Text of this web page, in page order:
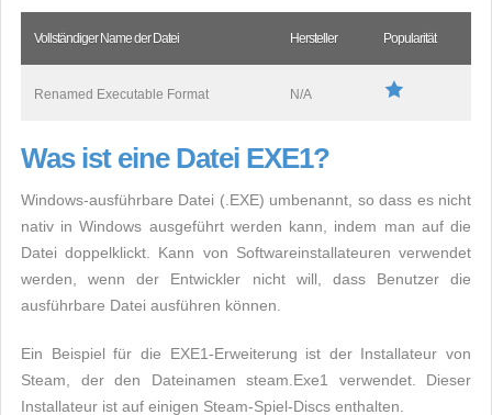
Vollständiger Name der Datei Hersteller Popularität
Renamed Executable Format N/A
Was ist eine Datei EXE1?
Windows-ausführbare Datei (.EXE) umbenannt, so dass es nicht
nativ in Windows ausgeführt werden kann, indem man auf die
Datei doppelklickt. Kann von Softwareinstallateuren verwendet
werden, wenn der Entwickler nicht will, dass Benutzer die
ausführbare Datei ausführen können.
Ein Beispiel für die EXE1-Erweiterung ist der Installateur von
Steam, der den Dateinamen steam.Exe1 verwendet. Dieser
Installateur ist auf einigen Steam-Spiel-Discs enthalten.